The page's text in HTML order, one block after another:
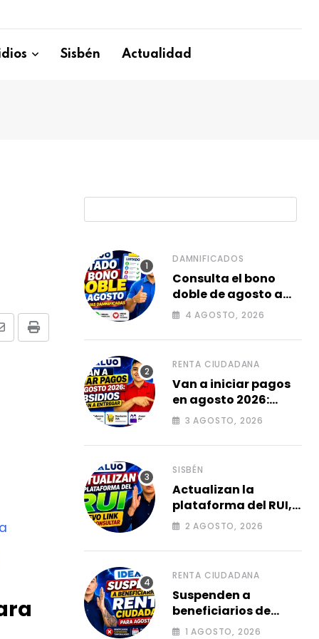
Sisbén Actualidad
Print
DAMNIFICADOS
Consulta el bono
doble de agosto a
familias
4 AGOSTO, 2026
RENTA CIUDADANA
Van a iniciar pagos
en agosto 2026:
subsidios que van a
3 AGOSTO, 2026
SISBÉN
Actualizan la
plataforma del RUI,
Link para consultar
2 AGOSTO, 2026
RENTA CIUDADANA
Suspenden a
beneficiarios de
renta ciudadana
1 AGOSTO, 2026